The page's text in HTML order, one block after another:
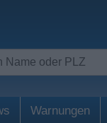
Warnungen